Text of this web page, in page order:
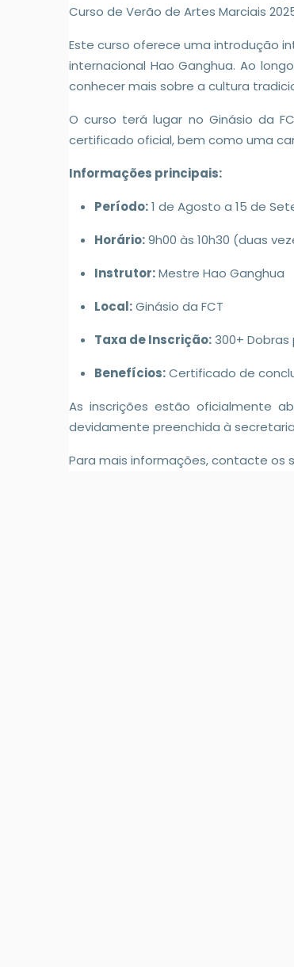
Curso de Verão de Artes Marciais
Este curso oferece uma introdução
internacional Hao Ganghua. Ao
conhecer mais sobre a cultura
O curso terá lugar no Ginásio da
certificado oficial, bem como uma
Informações principais:
Período:1 de Agosto a 15 de
Horário:9h00 às 10h30 (duas
Instrutor:Mestre Hao Ganghua
Local:Ginásio da FCT
Taxa de Inscrição:300+
Benefícios:Certificado de
As inscrições estão oficialmente
devidamente preenchida à
Para mais informações, contacte os